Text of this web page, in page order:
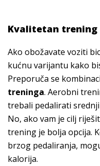
Kvalitetan
Ako obožavate voziti
kućnu varijantu kako
Preporuča se
treninga. Aerobni
trebali pedalirati
No, ako vam je cilj
trening je bolja opcija.
brzog pedaliranja,
kalorija.